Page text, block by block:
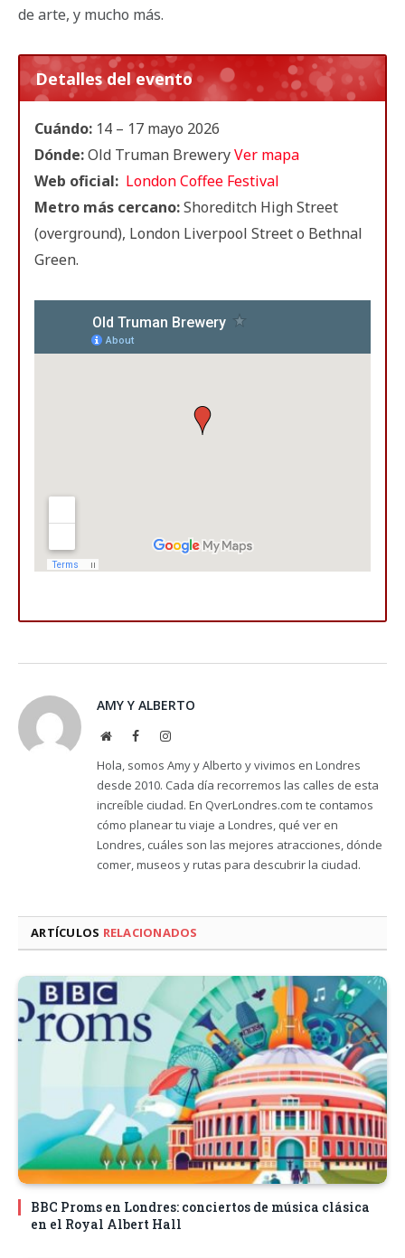
de arte, y mucho más.
Detalles del evento
Cuándo: 14 – 17 mayo 2026
Dónde:Old Truman BreweryVer mapa
Web oficial: London Coffee Festival
Metro más cercano:Shoreditch High Street
(overground), London Liverpool Street o Bethnal
Green.
AMY Y ALBERTO
WebsiteFacebookInstagram
Hola, somos Amy y Alberto y vivimos en Londres
desde 2010. Cada día recorremos las calles de esta
increíble ciudad. En QverLondres.com te contamos
cómo planear tu viaje a Londres, qué ver en
Londres, cuáles son las mejores atracciones, dónde
comer, museos y rutas para descubrir la ciudad.
ARTÍCULOS RELACIONADOS
BBC Proms en Londres: conciertos de música clásica
en el Royal Albert Hall